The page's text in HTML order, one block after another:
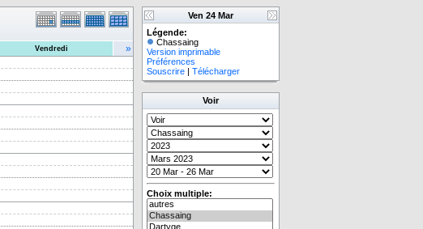
Vendredi »
Ven 24 Mar
Légende:
Chassaing
Version imprimable
Préférences
Souscrire | Télécharger
Voir
Choix multiple: